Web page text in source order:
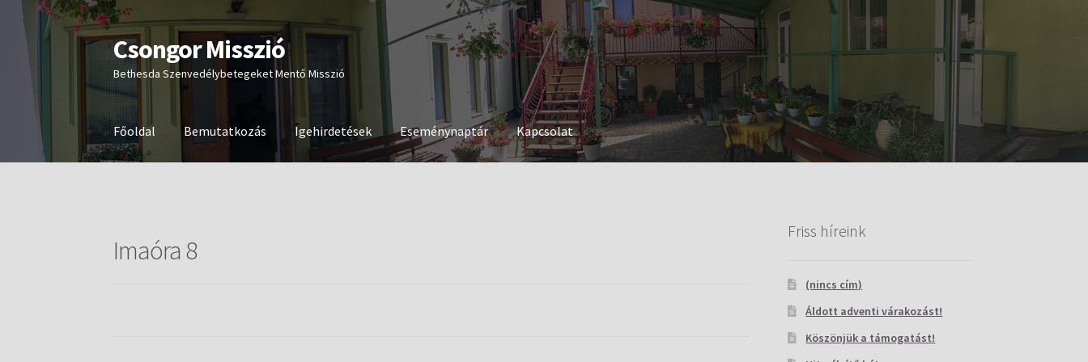
Ugrás
a
navigációhoz
Kilépés
a
tartalomba
Csongor Misszió
Bethesda Szenvedélybetegeket Mentő Misszió
Főoldal Bemutatkozás Igehirdetések Eseménynaptár Kapcsolat
Imaóra 8
Friss híreink
(nincs cím)
Áldott adventi várakozást!
Köszönjük a támogatást!